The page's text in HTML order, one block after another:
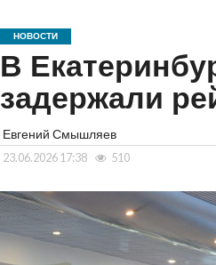
НОВОСТИ
В
задержали
Евгений Смышляев
23.06.2026 17:38 510